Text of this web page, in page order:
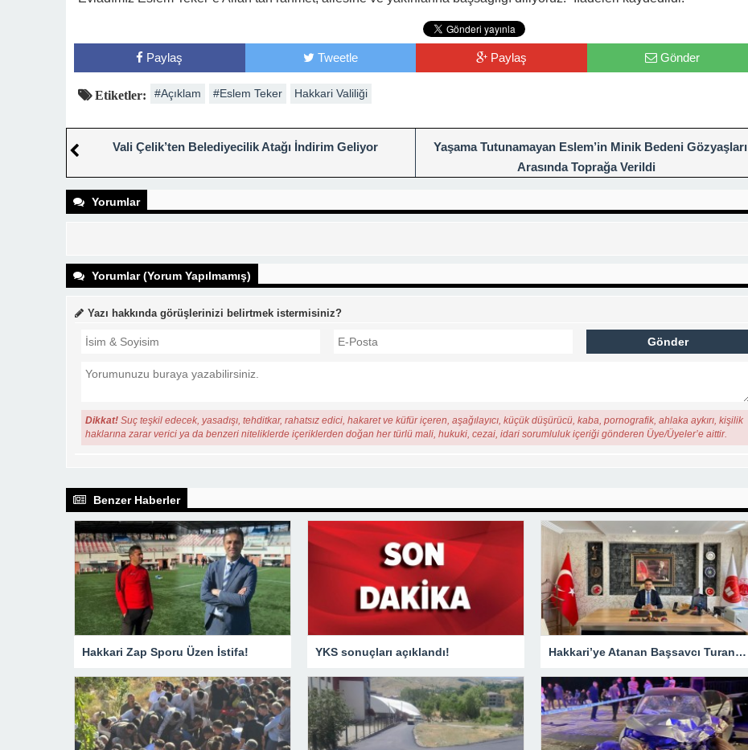
Paylaş Tweetle Paylaş Gönder
Etiketler: #Açıklam #Eslem Teker Hakkari Valiliği
Vali Çelik’ten Belediyecilik Atağı İndirim Geliyor
Yaşama Tutunamayan Eslem’in Minik Bedeni Gözyaşları
Arasında Toprağa Verildi
Yorumlar
Yorumlar (Yorum Yapılmamış)
Yazı hakkında görüşlerinizi belirtmek istermisiniz?
Dikkat! Suç teşkil edecek, yasadışı, tehditkar, rahatsız edici, hakaret ve küfür içeren, aşağılayıcı, küçük düşürücü, kaba, pornografik, ahlaka aykırı, kişilik
haklarına zarar verici ya da benzeri niteliklerde içeriklerden doğan her türlü mali, hukuki, cezai, idari sorumluluk içeriği gönderen Üye/Üyeler’e aittir.
Benzer Haberler
Hakkari Zap Sporu Üzen İstifa! YKS sonuçları açıklandı! Hakkari’ye Atanan Başsavcı Turan Görevine Başladı